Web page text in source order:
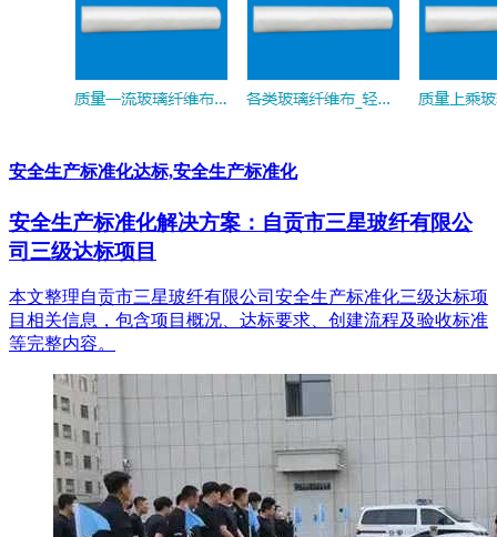
安全生产标准化达标,安全生产标准化
安全生产标准化解决方案：自贡市三星玻纤有限公
司三级达标项目
本文整理自贡市三星玻纤有限公司安全生产标准化三级达标项
目相关信息，包含项目概况、达标要求、创建流程及验收标准
等完整内容。